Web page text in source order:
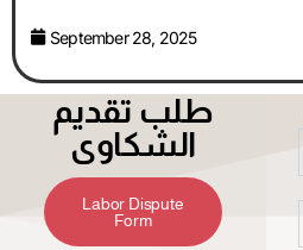
September 28, 2025
طلب تقديم
الشكاوى
Labor Dispute
Form